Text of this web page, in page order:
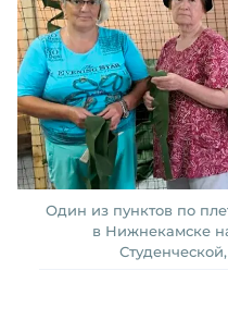
Один из пунктов по
в Нижнекамске